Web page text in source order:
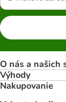
O nás a našich
Výhody
Nakupovanie